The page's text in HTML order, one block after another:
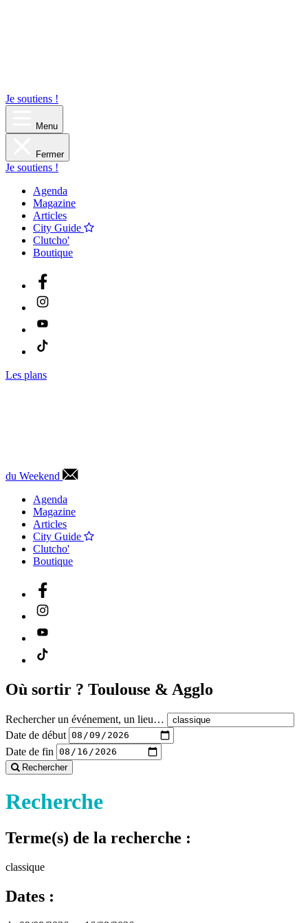
Je soutiens !
Menu
Fermer
Je soutiens !
Agenda
Magazine
Articles
City Guide
Clutcho'
Boutique
Les plans
du Weekend
Agenda
Magazine
Articles
City Guide
Clutcho'
Boutique
Où sortir ? Toulouse & Agglo
Rechercher un événement, un lieu…
Date de début
Date de fin
Rechercher
Recherche
Terme(s) de la recherche :
classique
Dates :